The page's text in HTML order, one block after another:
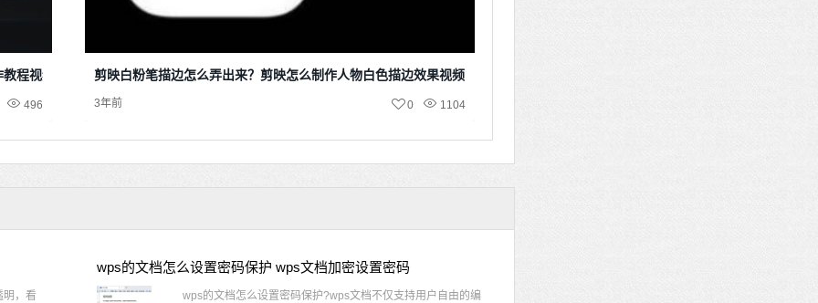
程视频
496
剪映白粉笔描边怎么弄出来？剪映怎么制作人物白色描边效果视频
3年前 1104
0
，看
wps的文档怎么设置密码保护 wps文档加密设置密码
wps的文档怎么设置密码保护?wps文档不仅支持用户自由的编